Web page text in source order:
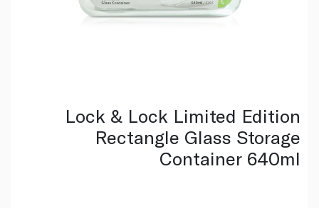
Lock & Lock Limited Edition
Rectangle Glass Storage
Container 640ml